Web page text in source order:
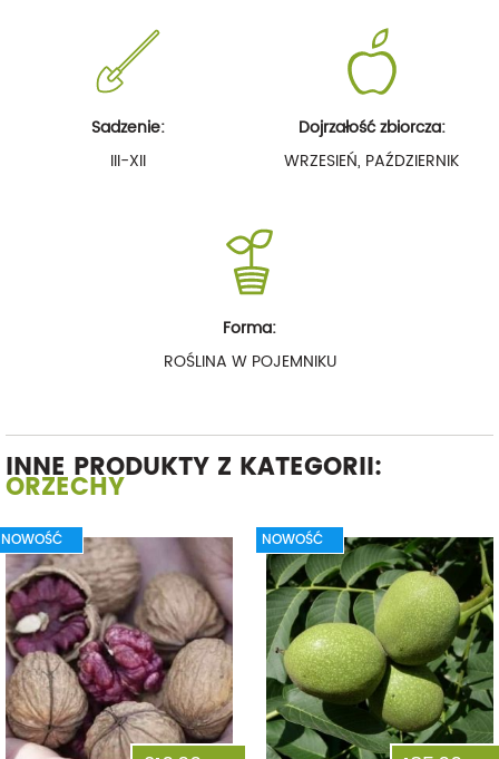
Sadzenie:
III-XII
Dojrzałość zbiorcza:
WRZESIEŃ, PAŹDZIERNIK
Forma:
ROŚLINA W POJEMNIKU
INNE PRODUKTY Z KATEGORII:
ORZECHY
NOWOŚĆ NOWOŚĆ